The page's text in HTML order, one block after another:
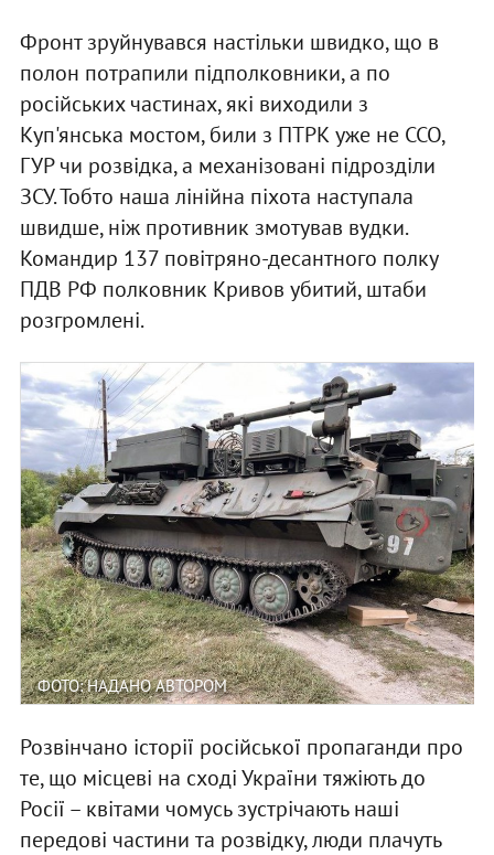
Фронт зруйнувався настільки швидко, що в
полон потрапили підполковники, а по
російських частинах, які виходили з
Куп'янська мостом, били з ПТРК уже не ССО,
ГУР чи розвідка, а механізовані підрозділи
ЗСУ. Тобто наша лінійна піхота наступала
швидше, ніж противник змотував вудки.
Командир 137 повітряно-десантного полку
ПДВ РФ полковник Кривов убитий, штаби
розгромлені.
ФОТО: НАДАНО АВТОРОМ
Розвінчано історії російської пропаганди про
те, що місцеві на сході України тяжіють до
Росії – квітами чомусь зустрічають наші
передові частини та розвідку, люди плачуть